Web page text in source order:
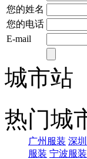
您的姓名
您的电话
E-mail
城市站
热门城
广州服装 深
服装 宁波服装